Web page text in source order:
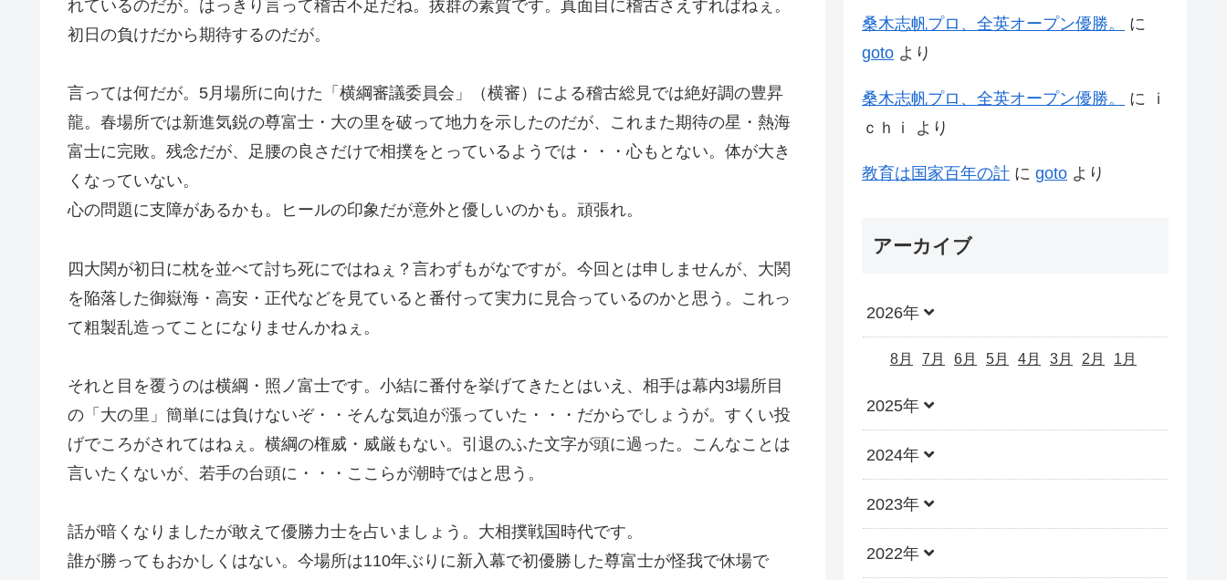
れているのだが。はっきり言って稽古不足だね。抜群の素質です。真面目に稽古さえすればねぇ。
初日の負けだから期待するのだが。
言っては何だが。5月場所に向けた「横綱審議委員会」（横審）による稽古総見では絶好調の豊昇
龍。春場所では新進気鋭の尊富士・大の里を破って地力を示したのだが、これまた期待の星・熱海
富士に完敗。残念だが、足腰の良さだけで相撲をとっているようでは・・・心もとない。体が大き
くなっていない。
心の問題に支障があるかも。ヒールの印象だが意外と優しいのかも。頑張れ。
四大関が初日に枕を並べて討ち死にではねぇ？言わずもがなですが。今回とは申しませんが、大関
を陥落した御嶽海・高安・正代などを見ていると番付って実力に見合っているのかと思う。これっ
て粗製乱造ってことになりませんかねぇ。
それと目を覆うのは横綱・照ノ富士です。小結に番付を挙げてきたとはいえ、相手は幕内3場所目
の「大の里」簡単には負けないぞ・・そんな気迫が漲っていた・・・だからでしょうが。すくい投
げでころがされてはねぇ。横綱の権威・威厳もない。引退のふた文字が頭に過った。こんなことは
言いたくないが、若手の台頭に・・・ここらが潮時ではと思う。
話が暗くなりましたが敢えて優勝力士を占いましょう。大相撲戦国時代です。
誰が勝ってもおかしくはない。今場所は110年ぶりに新入幕で初優勝した尊富士が怪我で休場で
桑木志帆プロ、全英オープン優勝。
に
goto より
桑木志帆プロ、全英オープン優勝。 に
ｉ
ｃｈｉ
より
教育は国家百年の計 に goto より
アーカイブ
2026年
8月 7月 6月 5月 4月 3月 2月 1月
2025年
2024年
2023年
2022年